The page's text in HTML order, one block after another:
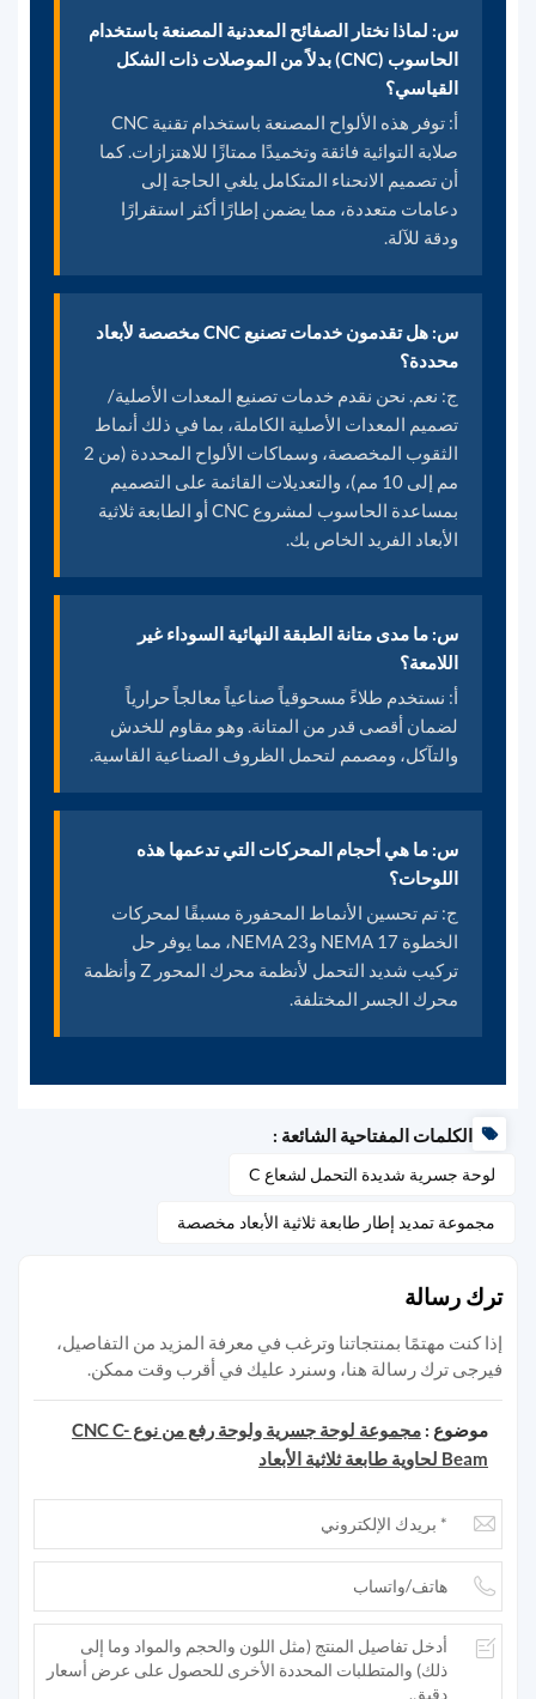
س: لماذا نختار الصفائح المعدنية المصنعة باستخدام
الحاسوب (CNC) بدلاً من الموصلات ذات الشكل
القياسي؟
أ: توفر هذه الألواح المصنعة باستخدام تقنية CNC
صلابة التوائية فائقة وتخميدًا ممتازًا للاهتزازات. كما
أن تصميم الانحناء المتكامل يلغي الحاجة إلى
دعامات متعددة، مما يضمن إطارًا أكثر استقرارًا
ودقة للآلة.
س: هل تقدمون خدمات تصنيع CNC مخصصة لأبعاد
محددة؟
ج: نعم. نحن نقدم خدمات تصنيع المعدات الأصلية/
تصميم المعدات الأصلية الكاملة، بما في ذلك أنماط
الثقوب المخصصة، وسماكات الألواح المحددة (من 2
مم إلى 10 مم)، والتعديلات القائمة على التصميم
بمساعدة الحاسوب لمشروع CNC أو الطابعة ثلاثية
الأبعاد الفريد الخاص بك.
س: ما مدى متانة الطبقة النهائية السوداء غير
اللامعة؟
أ: نستخدم طلاءً مسحوقياً صناعياً معالجاً حرارياً
لضمان أقصى قدر من المتانة. وهو مقاوم للخدش
والتآكل، ومصمم لتحمل الظروف الصناعية القاسية.
س: ما هي أحجام المحركات التي تدعمها هذه
اللوحات؟
ج: تم تحسين الأنماط المحفورة مسبقًا لمحركات
الخطوة NEMA 17 وNEMA 23، مما يوفر حل
تركيب شديد التحمل لأنظمة محرك المحور Z وأنظمة
محرك الجسر المختلفة.
الكلمات المفتاحية الشائعة :
لوحة جسرية شديدة التحمل لشعاع C
مجموعة تمديد إطار طابعة ثلاثية الأبعاد مخصصة
ترك رسالة
إذا كنت مهتمًا بمنتجاتنا وترغب في معرفة المزيد من التفاصيل،
فيرجى ترك رسالة هنا، وسنرد عليك في أقرب وقت ممكن.
موضوع :
مجموعة لوحة جسرية ولوحة رفع من نوع CNC C-
Beam لحاوية طابعة ثلاثية الأبعاد